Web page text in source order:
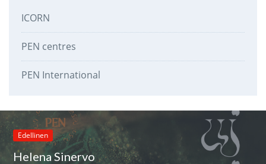
ICORN
PEN centres
PEN International
Edellinen
Helena Sinervo